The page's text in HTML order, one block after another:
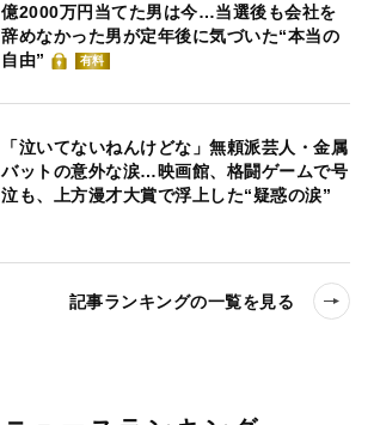
億2000万円当てた男は今…当選後も会社を
辞めなかった男が定年後に気づいた“本当の
自由”
有料
「泣いてないねんけどな」無頼派芸人・金属
バットの意外な涙…映画館、格闘ゲームで号
泣も、上方漫才大賞で浮上した“疑惑の涙”
記事ランキングの一覧を見る